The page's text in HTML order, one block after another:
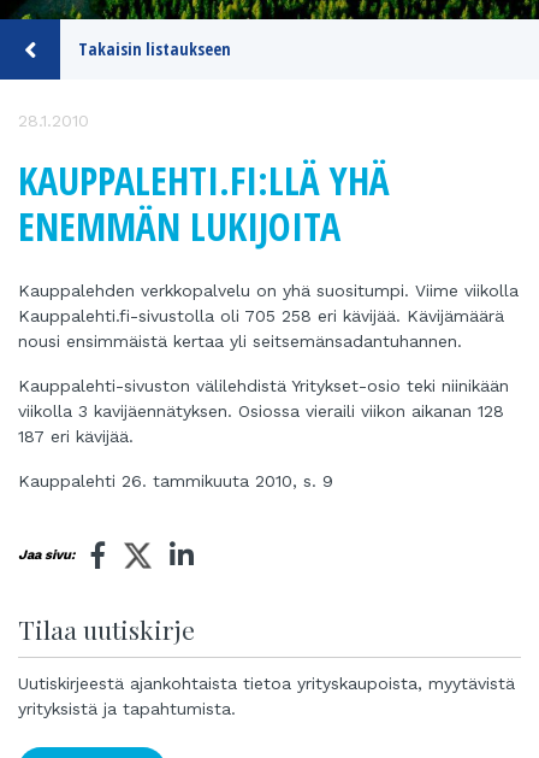
Takaisin listaukseen
28.1.2010
KAUPPALEHTI.FI:LLÄ YHÄ
ENEMMÄN LUKIJOITA
Kauppalehden verkkopalvelu on yhä suositumpi. Viime viikolla
Kauppalehti.fi-sivustolla oli 705 258 eri kävijää. Kävijämäärä
nousi ensimmäistä kertaa yli seitsemänsadantuhannen.
Kauppalehti-sivuston välilehdistä Yritykset-osio teki niinikään
viikolla 3 kavijäennätyksen. Osiossa vieraili viikon aikanan 128
187 eri kävijää.
Kauppalehti 26. tammikuuta 2010, s. 9
Jaa sivu:
Tilaa uutiskirje
Uutiskirjeestä ajankohtaista tietoa yrityskaupoista, myytävistä
yrityksistä ja tapahtumista.